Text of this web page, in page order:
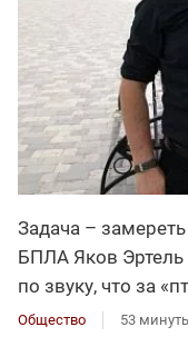
Задача –
БПЛА Яков Эртель
по звуку, что за
Общество 53